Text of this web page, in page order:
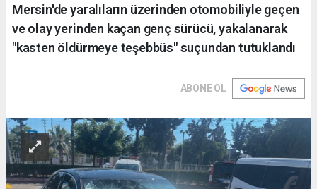
Mersin'de yaralıların üzerinden otomobiliyle geçen
ve olay yerinden kaçan genç sürücü, yakalanarak
"kasten öldürmeye teşebbüs" suçundan tutuklandı
ABONE OL